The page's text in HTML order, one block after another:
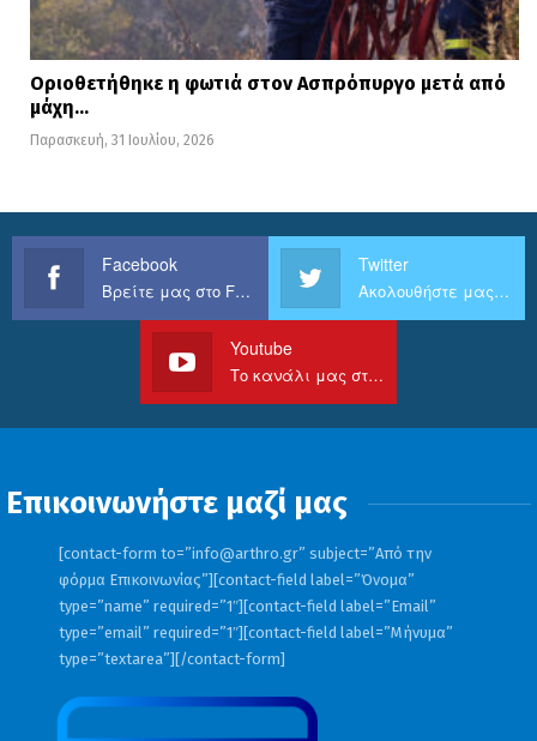
Οριοθετήθηκε η φωτιά στον Ασπρόπυργο μετά από
μάχη…
Παρασκευή, 31 Ιουλίου, 2026
Facebook
Βρείτε μας στο Facebook
Twitter
Ακολουθήστε μας στο Twitter
Youtube
Το κανάλι μας στο Youtube
Επικοινωνήστε μαζί μας
[contact-form to=”info@arthro.gr” subject=”Από την
φόρμα Επικοινωνίας”][contact-field label=”Όνομα”
type=”name” required=”1″][contact-field label=”Email”
type=”email” required=”1″][contact-field label=”Μήνυμα”
type=”textarea”][/contact-form]